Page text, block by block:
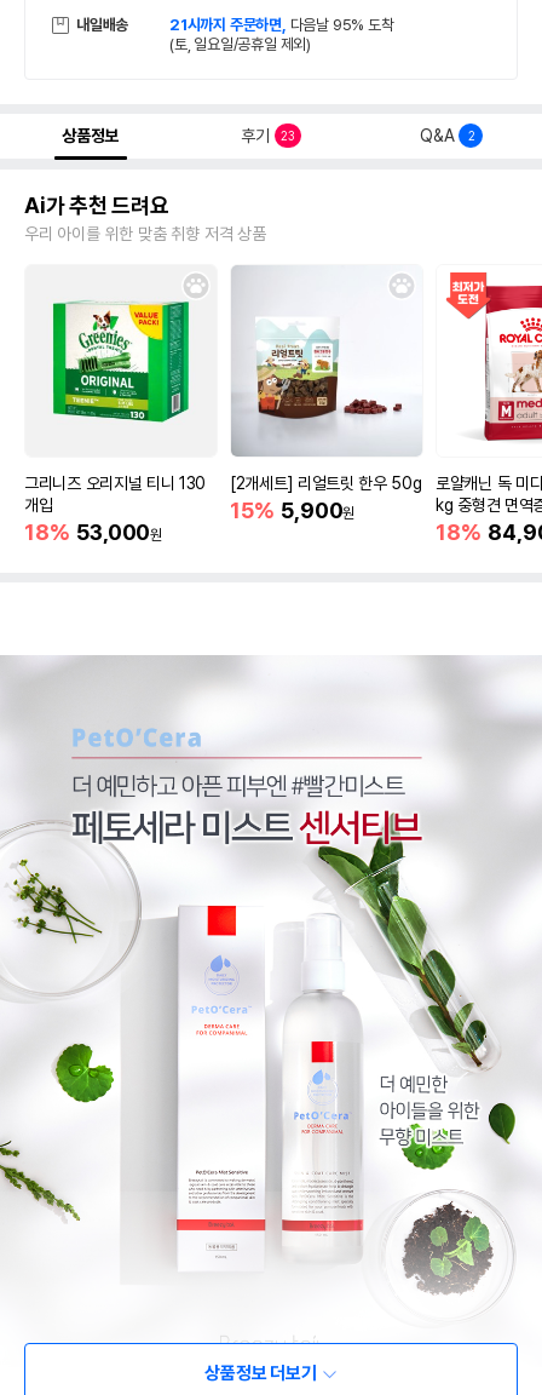
내일배송 21시까지 주문하면, 다음날 95% 도착
(토, 일요일/공휴일 제외)
상품정보 후기 23 Q&A 2
Ai가 추천 드려요
우리 아이를 위한 맞춤 취향 저격 상품
그리니즈 오리지널 티니 130
개입
18% 53,000원
[2개세트] 리얼트릿 한우 50g
15% 5,900원
로얄캐닌 독 미
kg 중형견 면역
18%
상품정보 더보기